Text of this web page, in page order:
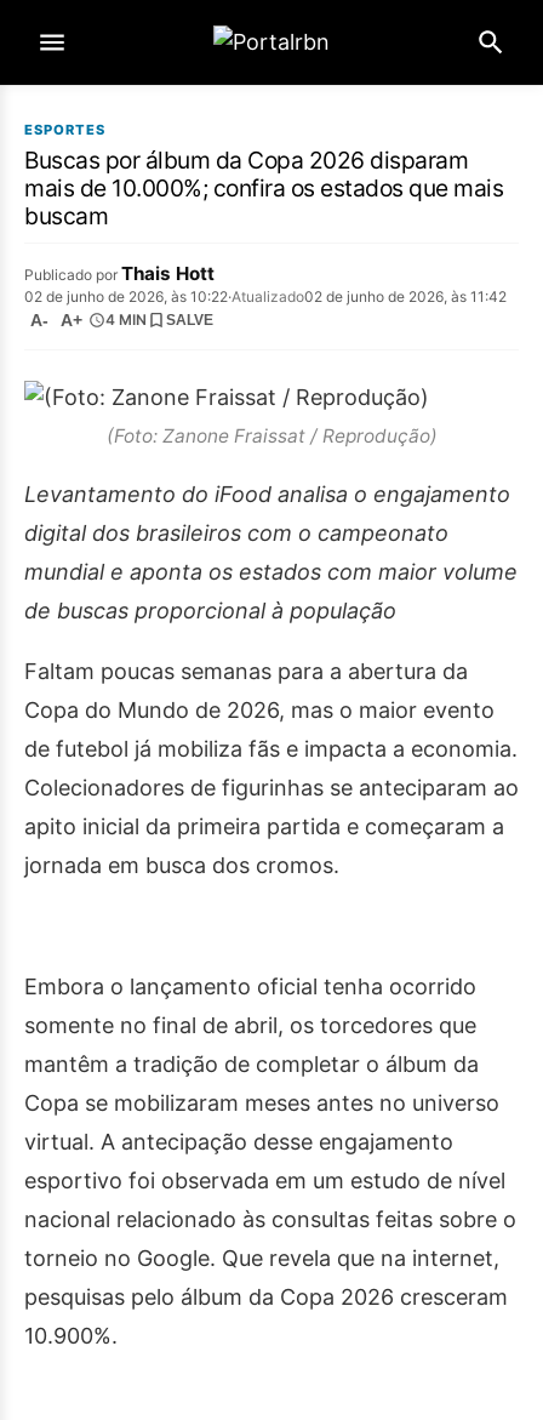
ESPORTES
Buscas por álbum da Copa 2026 disparam
mais de 10.000%; confira os estados que mais
buscam
Publicado por Thais Hott
02 de junho de 2026, às 10:22·Atualizado02 de junho de 2026, às 11:42
A- A+ 4 MIN SALVE
(Foto: Zanone Fraissat / Reprodução)
Levantamento do iFood analisa o engajamento
digital dos brasileiros com o campeonato
mundial e aponta os estados com maior volume
de buscas proporcional à população
Faltam poucas semanas para a abertura da
Copa do Mundo de 2026, mas o maior evento
de futebol já mobiliza fãs e impacta a economia.
Colecionadores de figurinhas se anteciparam ao
apito inicial da primeira partida e começaram a
jornada em busca dos cromos.
Embora o lançamento oficial tenha ocorrido
somente no final de abril, os torcedores que
mantêm a tradição de completar o álbum da
Copa se mobilizaram meses antes no universo
virtual. A antecipação desse engajamento
esportivo foi observada em um estudo de nível
nacional relacionado às consultas feitas sobre o
torneio no Google. Que revela que na internet,
pesquisas pelo álbum da Copa 2026 cresceram
10.900%.